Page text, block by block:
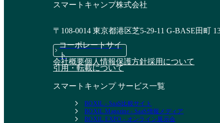
スマートキャンプ株式会社
〒108-0014 東京都港区芝5-29-11 G-BASE田町
コーポレートサイ
ト
会社概要個人情報保護方針採用について
引用・転載について
スマートキャンプ サービス一覧
BOXIL - SaaS比較サイト
BOXIL Magazine - SaaS情報メディア
BOXIL EXPO - オンライン展示会